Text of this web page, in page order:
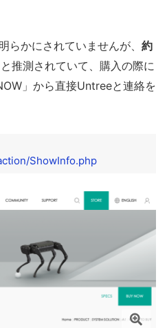
らかにされていませんが、 約
と推測されていて、購入の際に
」から直接Untreeと連絡を
ShowInfo.php